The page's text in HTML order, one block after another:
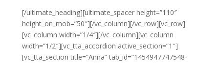
[/ultimate_heading][ultimate_spacer height=”110″
height_on_mob=”50″][/vc_column][/vc_row][vc_row]
[vc_column width=”1/4″][/vc_column][vc_column
width=”1/2″][vc_tta_accordion active_section=”1″]
[vc_tta_section title=”Anna” tab_id=”1454947747548-